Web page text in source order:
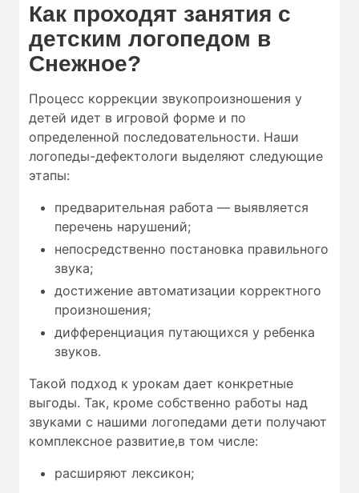
Как проходят занятия с
детским логопедом в
Снежное?
Процесс коррекции звукопроизношения у
детей идет в игровой форме и по
определенной последовательности. Наши
логопеды-дефектологи выделяют следующие
этапы:
предварительная работа — выявляется
перечень нарушений;
непосредственно постановка правильного
звука;
достижение автоматизации корректного
произношения;
дифференциация путающихся у ребенка
звуков.
Такой подход к урокам дает конкретные
выгоды. Так, кроме собственно работы над
звуками с нашими логопедами дети получают
комплексное развитие,в том числе:
расширяют лексикон;